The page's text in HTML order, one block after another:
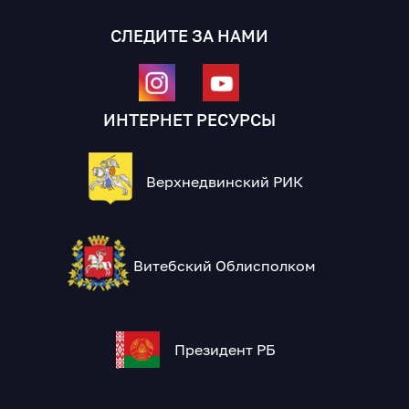
СЛЕДИТЕ ЗА НАМИ
ИНТЕРНЕТ РЕСУРСЫ
Верхнедвинский РИК
Витебский Облисполком
Президент РБ